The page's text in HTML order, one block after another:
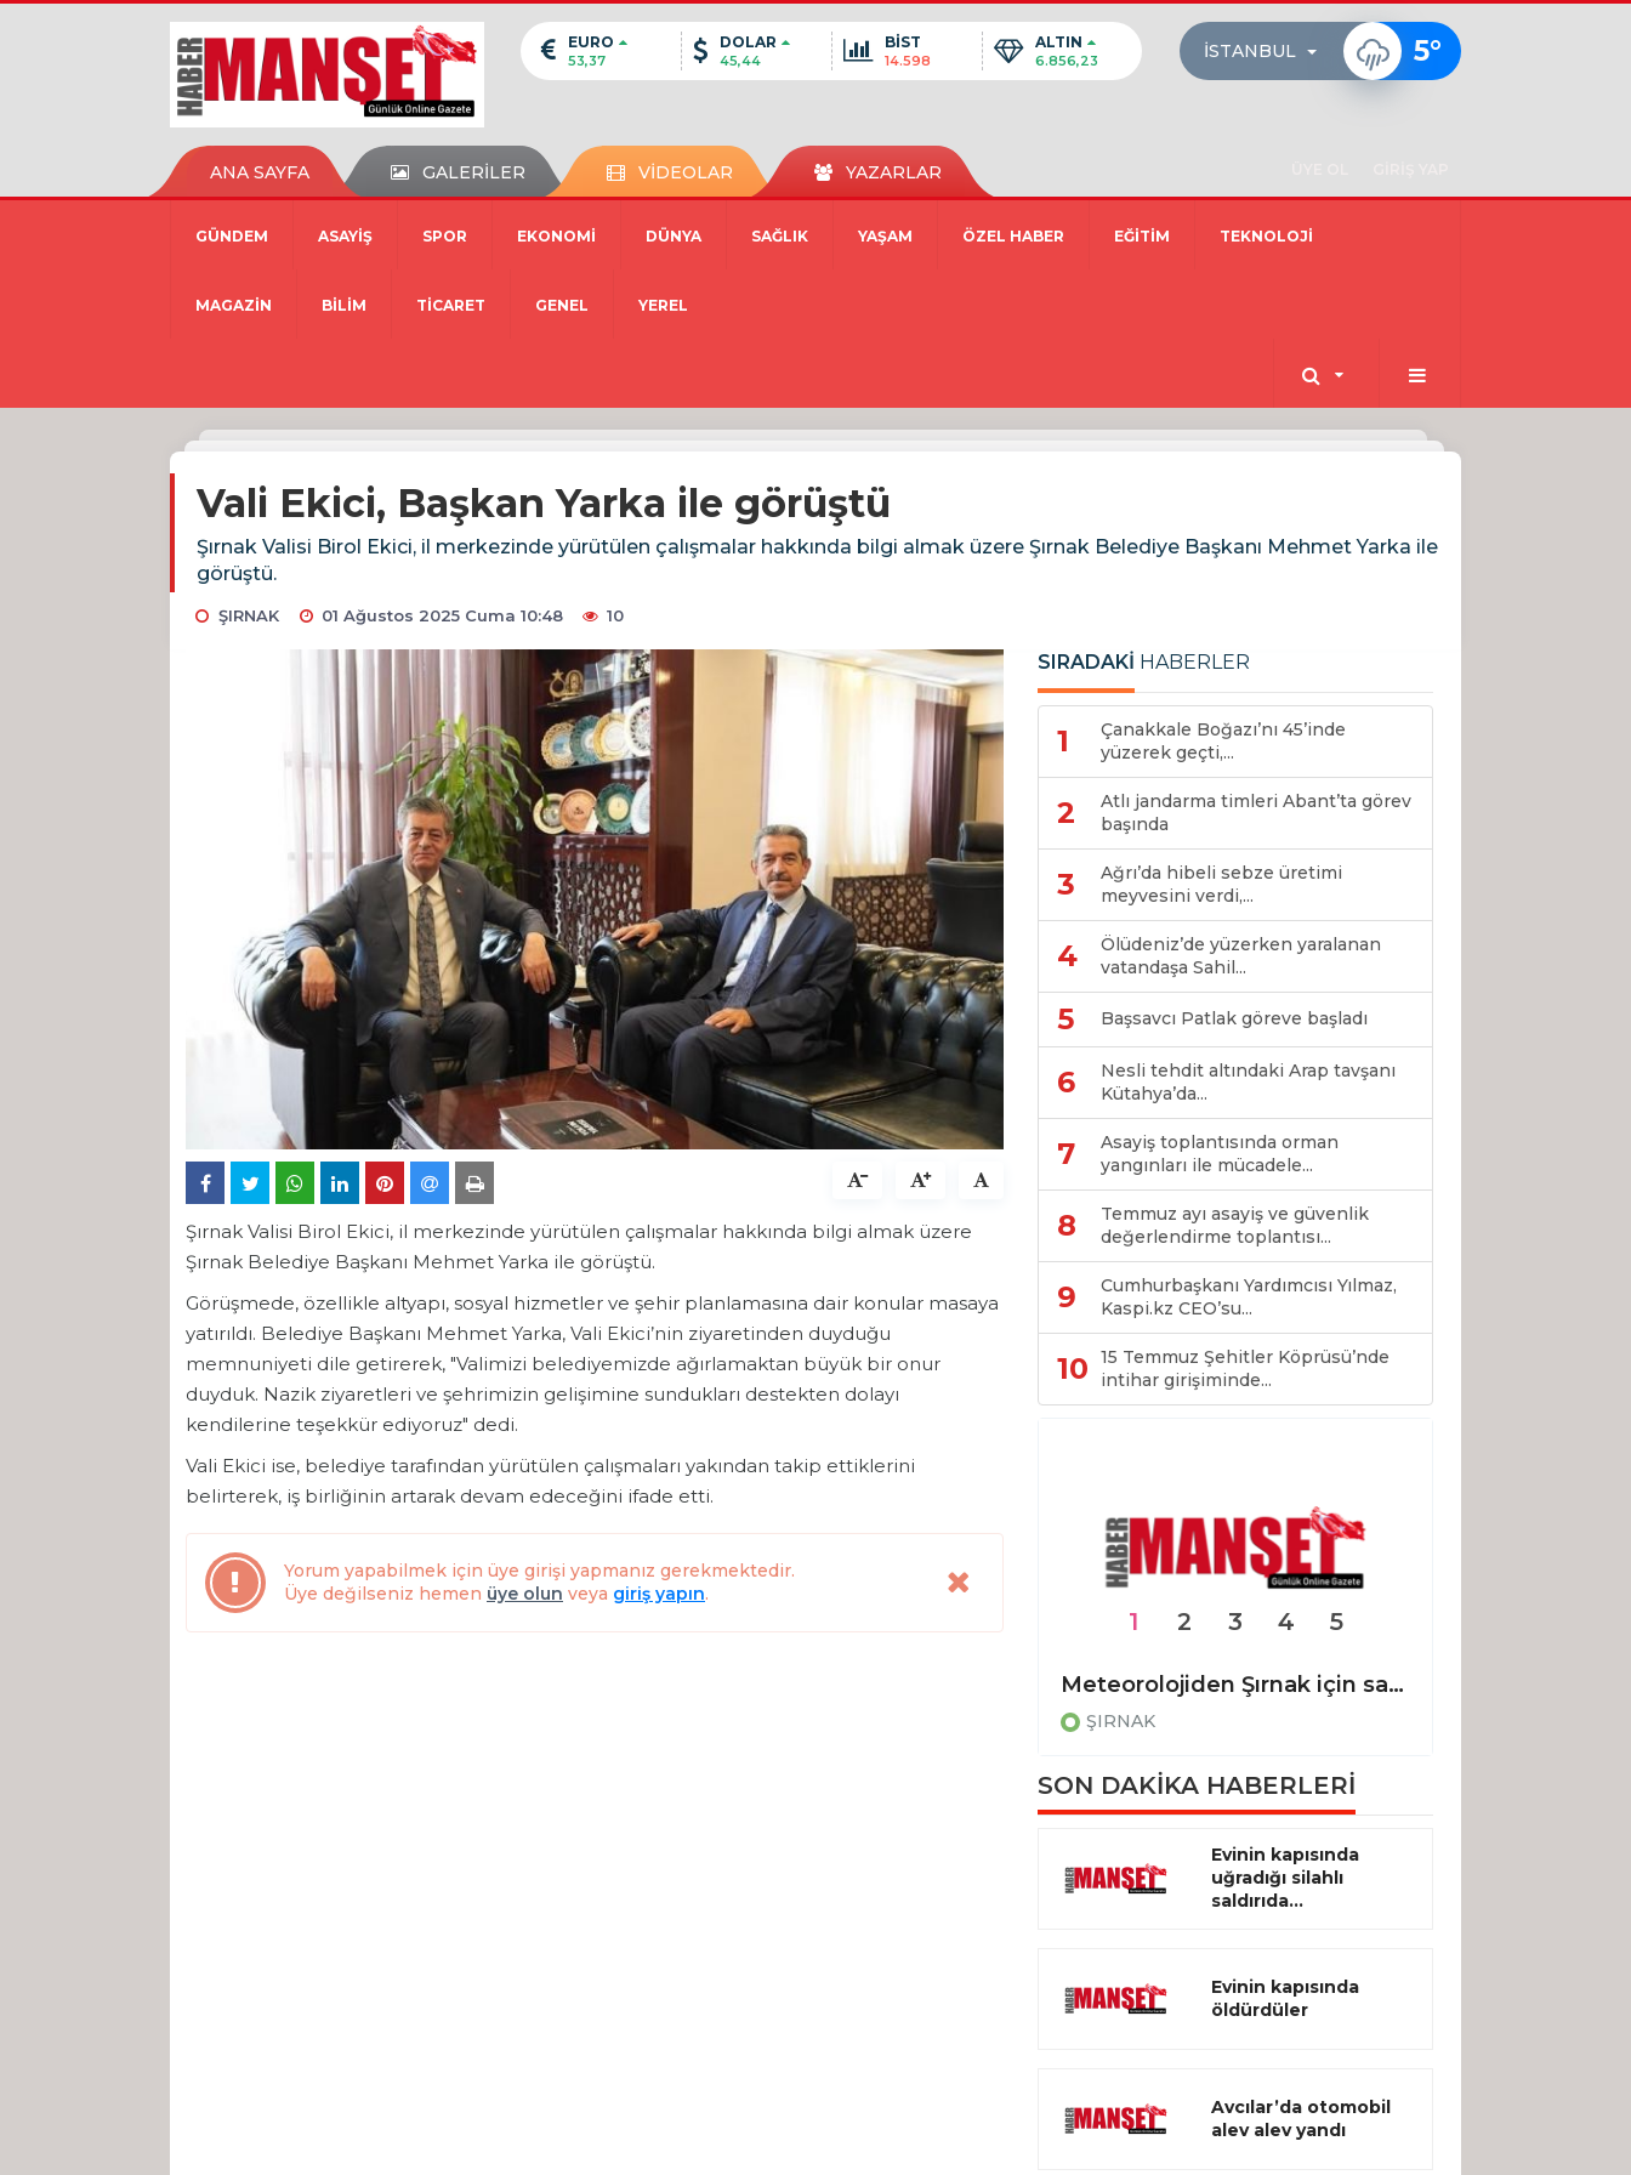
EURO
53,37
DOLAR
45,44
BİST
14.598
ALTIN
6.856,23 İSTANBUL 5°
ANA SAYFA GALERİLER VİDEOLAR YAZARLAR
GÜNDEM ASAYİŞ SPOR EKONOMİ DÜNYA SAĞLIK YAŞAM ÖZEL HABER EĞİTİM TEKNOLOJİ
MAGAZİN BİLİM TİCARET GENEL YEREL
Vali Ekici, Başkan Yarka ile görüştü
Şırnak Valisi Birol Ekici, il merkezinde yürütülen çalışmalar hakkında bilgi almak üzere Şırnak Belediye Başkanı Mehmet Yarka ile
görüştü.
ŞIRNAK 01 Ağustos 2025 Cuma 10:48 10
Şırnak Valisi Birol Ekici, il merkezinde yürütülen çalışmalar hakkında bilgi almak üzere
Şırnak Belediye Başkanı Mehmet Yarka ile görüştü.
Görüşmede, özellikle altyapı, sosyal hizmetler ve şehir planlamasına dair konular masaya
yatırıldı. Belediye Başkanı Mehmet Yarka, Vali Ekici’nin ziyaretinden duyduğu
memnuniyeti dile getirerek, "Valimizi belediyemizde ağırlamaktan büyük bir onur
duyduk. Nazik ziyaretleri ve şehrimizin gelişimine sundukları destekten dolayı
kendilerine teşekkür ediyoruz" dedi.
Vali Ekici ise, belediye tarafından yürütülen çalışmaları yakından takip ettiklerini
belirterek, iş birliğinin artarak devam edeceğini ifade etti.
Yorum yapabilmek için üye girişi yapmanız gerekmektedir.
Üye değilseniz hemen üye olun veya giriş yapın.
SIRADAKİ HABERLER
1
Çanakkale Boğazı’nı 45’inde
yüzerek geçti,...
2
Atlı jandarma timleri Abant’ta görev
başında
3
Ağrı’da hibeli sebze üretimi
meyvesini verdi,...
4
Ölüdeniz’de yüzerken yaralanan
vatandaşa Sahil...
5 Başsavcı Patlak göreve başladı
6
Nesli tehdit altındaki Arap tavşanı
Kütahya’da...
7
Asayiş toplantısında orman
yangınları ile mücadele...
8
Temmuz ayı asayiş ve güvenlik
değerlendirme toplantısı...
9
Cumhurbaşkanı Yardımcısı Yılmaz,
Kaspi.kz CEO’su...
10
15 Temmuz Şehitler Köprüsü’nde
intihar girişiminde...
Meteorolojiden Şırnak için sağanak yağış uyarısı
ŞIRNAK
1 2 3 4 5
SON DAKİKA HABERLERİ
Evinin kapısında
uğradığı silahlı
saldırıda...
Evinin kapısında
öldürdüler
Avcılar’da otomobil
alev alev yandı